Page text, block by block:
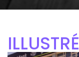
ILLUSTRÉ